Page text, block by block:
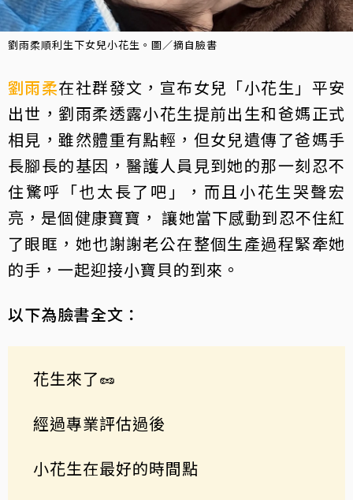
劉雨柔順利生下女兒小花生。圖／摘自臉書
劉雨柔在社群發文，宣布女兒「小花生」平安
出世，劉雨柔透露小花生提前出生和爸媽正式
相見，雖然體重有點輕，但女兒遺傳了爸媽手
長腳長的基因，醫護人員見到她的那一刻忍不
住驚呼「也太長了吧」，而且小花生哭聲宏
亮，是個健康寶寶， 讓她當下感動到忍不住紅
了眼眶，她也謝謝老公在整個生產過程緊牽她
的手，一起迎接小寶貝的到來。
以下為臉書全文：
花生來了🥜
經過專業評估過後
小花生在最好的時間點